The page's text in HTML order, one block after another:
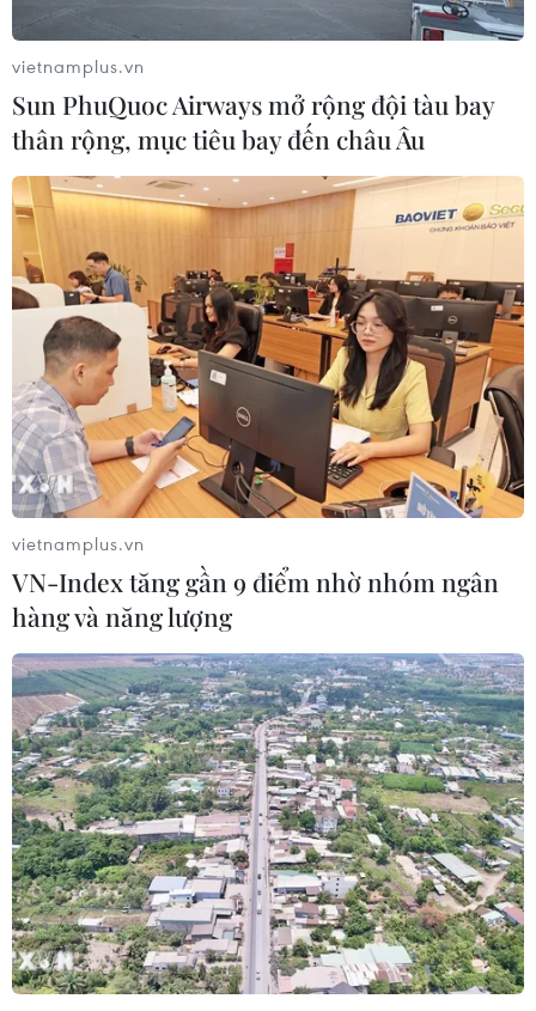
TIN CÙNG CHUYÊN MỤC
Rực rỡ lễ hội Diều quốc tế
Colombo ở Sri Lanka
vietnamplus.vn
Sun PhuQuoc Airways mở rộng đội tàu bay
thân rộng, mục tiêu bay đến châu Âu
vietnamplus.vn
VN-Index tăng gần 9 điểm nhờ nhóm ngân
hàng và năng lượng